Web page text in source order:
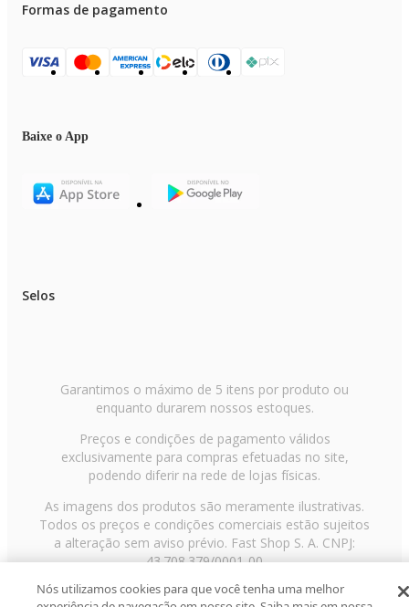
Formas de pagamento
Baixe o App
Selos
Garantimos o máximo de 5 itens por produto ou
enquanto durarem nossos estoques.
Preços e condições de pagamento válidos
exclusivamente para compras efetuadas no site,
podendo diferir na rede de lojas físicas.
As imagens dos produtos são meramente ilustrativas.
Todos os preços e condições comerciais estão sujeitos
a alteração sem aviso prévio. Fast Shop S. A. CNPJ:
43.708.379/0001-00
Avenida Zaki Narchi, nº 1650, sobreloja, Carandiru, São
Nós utilizamos cookies para que você tenha uma melhor